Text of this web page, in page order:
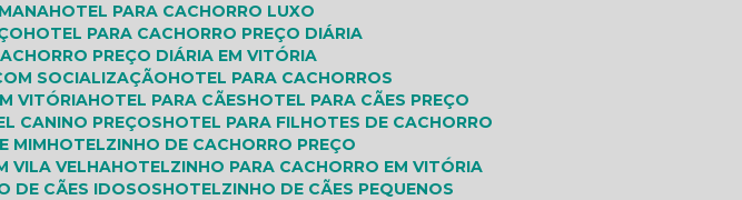
HOTEL PARA CACHORRO LUXO
HOTEL PARA CACHORRO PREÇO DIÁRIA
PREÇO DIÁRIA EM VITÓRIA
SOCIALIZAÇÃO
HOTEL PARA CACHORROS
VITÓRIA HOTEL PARA CÃES
HOTEL PARA CÃES PREÇO
CANINO PREÇOS
HOTEL PARA FILHOTES DE CACHORRO
MIM
HOTELZINHO DE CACHORRO PREÇO
VILA VELHA
HOTELZINHO PARA CACHORRO EM VITÓRIA
DE CÃES IDOSOS
HOTELZINHO DE CÃES PEQUENOS